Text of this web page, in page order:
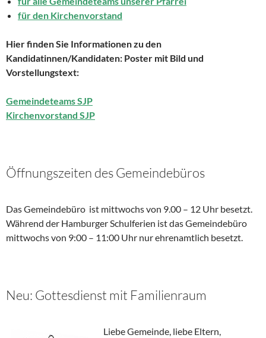
für den Kirchenvorstand
Hier finden Sie Informationen zu den
Kandidatinnen/Kandidaten: Poster mit Bild und
Vorstellungstext:
Gemeindeteams SJP
Kirchenvorstand SJP
Öffnungszeiten des Gemeindebüros
Das Gemeindebüro ist mittwochs von 9.00 – 12 Uhr besetzt.
Während der Hamburger Schulferien ist das Gemeindebüro
mittwochs von 9:00 – 11:00 Uhr nur ehrenamtlich besetzt.
Neu: Gottesdienst mit Familienraum
Liebe Gemeinde, liebe Eltern,